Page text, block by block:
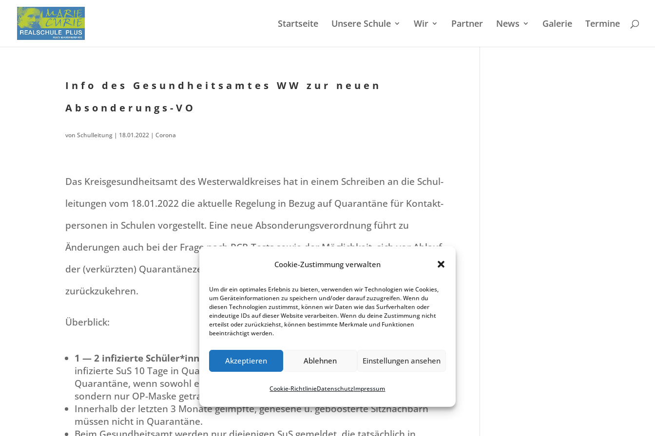
Cookie-Zustimmung verwalten
Um dir ein optimales Erlebnis zu bieten, verwenden wir Technologien wie Cookies,
um Geräteinformationen zu speichern und/oder darauf zuzugreifen. Wenn du
diesen Technologien zustimmst, können wir Daten wie das Surfverhalten oder
eindeutige IDs auf dieser Website verarbeiten. Wenn du deine Zustimmung nicht
erteilst oder zurückziehst, können bestimmte Merkmale und Funktionen
beeinträchtigt werden.
Akzeptieren Ablehnen Einstellungen ansehen
Cookie-Richt­li­nieDaten­schutzImpres­sum
Start­sei­te Unsere Schule Wir Partner News Galerie Termi­ne
Info des Gesund­heits­am­tes WW zur neuen
Absonderungs-VO
vonSchulleitung | 18.01.2022 |Corona
Das Kreis­ge­sund­heits­amt des Wester­wald­krei­ses hat in einem Schrei­ben an die Schul­
lei­tun­gen vom 18.01.2022 die aktuel­le Regelung in Bezug auf Quaran­tä­ne für Kontakt­
per­so­nen in Schulen vorge­stellt. Eine neue Abson­de­rungs­ver­ord­nung führt zu
Änderun­gen auch bei der Frage nach PCR-Tests sowie der Möglich­keit, sich vor Ablauf
der (verkürz­ten) Quaran­tä­ne­zei­ten “freizu­tes­ten” und schon in die Schule
zurückzukehren.
Überblick:
1 — 2 infizier­te Schüler*innen (SuS) je Klasse
: 5 Tage Schnell­tes­tun­gen in der Schule,
infizier­te SuS 10 Tage in Quaran­tä­ne, Sitznach­barn der infizier­ten SuS müssen ebf. in
Quaran­tä­ne, wenn sowohl er/sie als auch die infizier­te Perso­nen keine FFP2‑,
sondern nur OP-Maske getra­gen haben.
Inner­halb der letzten 3 Monate geimpf­te, genese­ne u. geboos­ter­te Sitznach­barn
müssen nicht in Quarantäne.